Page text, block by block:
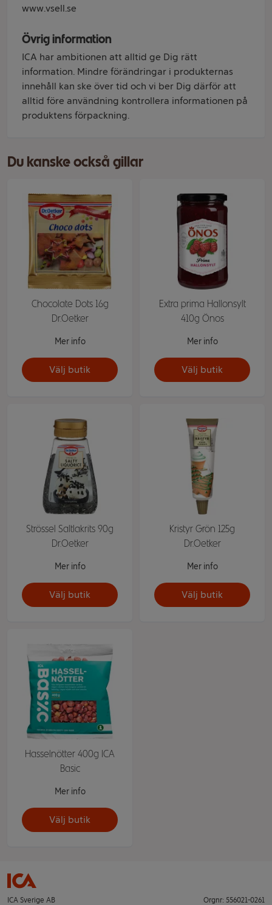
www.vsell.se
Övrig information
ICA har ambitionen att alltid ge Dig rätt
information. Mindre förändringar i produkternas
innehåll kan ske över tid och vi ber Dig därför att
alltid före användning kontrollera informationen på
produktens förpackning.
Du kanske också gillar
Chocolate Dots 16g
Dr.Oetker
Mer info
Välj butik
Extra prima Hallonsylt
410g Önos
Mer info
Välj butik
Strössel Saltlakrits 90g
Dr.Oetker
Mer info
Välj butik
Kristyr Grön 125g
Dr.Oetker
Mer info
Välj butik
Hasselnötter 400g ICA
Basic
Mer info
Välj butik
ICA Sverige AB Orgnr: 556021-0261